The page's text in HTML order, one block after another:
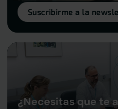
Suscribirme a la
¿Necesitas que te